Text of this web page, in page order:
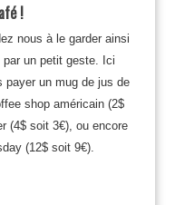
!
nous à le garder ainsi
un petit geste. Ici
un mug de jus de
shop américain (2$
(4$ soit 3€), ou encore
(12$ soit 9€).